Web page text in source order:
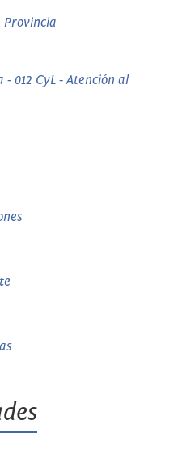
Provincia
012 CyL - Atención al